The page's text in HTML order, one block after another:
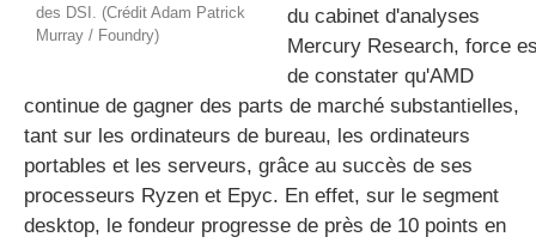
des DSI. (Crédit Adam Patrick
Murray / Foundry)
du cabinet d'analyses
Mercury Research, force
de constater qu'AMD
continue de gagner des parts de marché substantielles,
tant sur les ordinateurs de bureau, les ordinateurs
portables et les serveurs, grâce au succès de ses
processeurs Ryzen et Epyc. En effet, sur le segment
desktop, le fondeur progresse de près de 10 points en